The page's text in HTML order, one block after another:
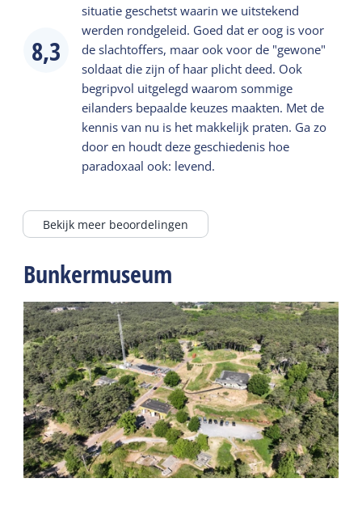
8,3
situatie geschetst waarin we uitstekend
werden rondgeleid. Goed dat er oog is voor
de slachtoffers, maar ook voor de "gewone"
soldaat die zijn of haar plicht deed. Ook
begripvol uitgelegd waarom sommige
eilanders bepaalde keuzes maakten. Met de
kennis van nu is het makkelijk praten. Ga zo
door en houdt deze geschiedenis hoe
paradoxaal ook: levend.
Bekijk meer beoordelingen
Bunkermuseum